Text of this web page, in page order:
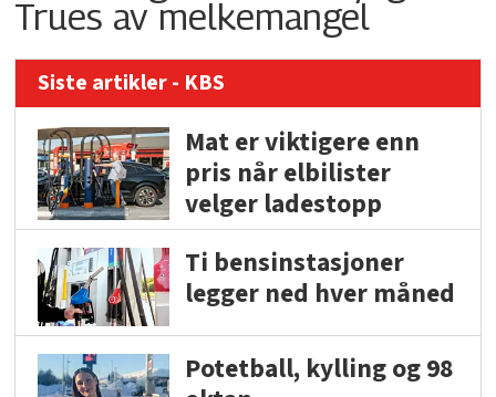
Trues av melkemangel
Siste artikler - KBS
Mat er viktigere enn
pris når elbilister
velger ladestopp
Ti bensinstasjoner
legger ned hver måned
Potetball, kylling og 98